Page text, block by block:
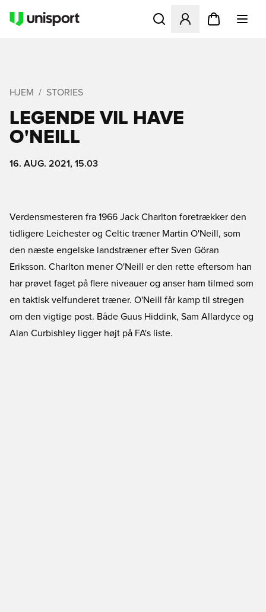
Åbner en Modal til at
HJEM STORIES
LEGENDE VIL HAVE
O'NEILL
16. AUG. 2021, 15.03
Verdensmesteren fra 1966 Jack Charlton foretrækker den
tidligere Leichester og Celtic træner Martin O'Neill, som
den næste engelske landstræner efter Sven Göran
Eriksson. Charlton mener O'Neill er den rette eftersom han
har prøvet faget på flere niveauer og anser ham tilmed som
en taktisk velfunderet træner. O'Neill får kamp til stregen
om den vigtige post. Både Guus Hiddink, Sam Allardyce og
Alan Curbishley ligger højt på FA's liste.